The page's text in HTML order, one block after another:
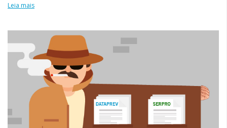
Leia mais